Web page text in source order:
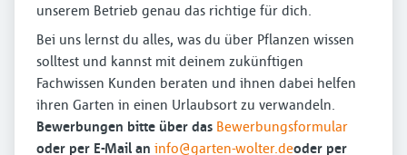
unserem Betrieb genau das richtige für dich.
Bei uns lernst du alles, was du über Pflanzen wissen
solltest und kannst mit deinem zukünftigen
Fachwissen Kunden beraten und ihnen dabei helfen
ihren Garten in einen Urlaubsort zu verwandeln.
Bewerbungen bitte über das Bewerbungsformular
oder per E-Mail an info@garten-wolter.deoder per